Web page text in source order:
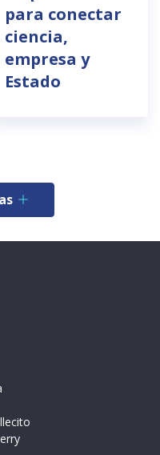
para conectar
ciencia,
empresa y
Estado